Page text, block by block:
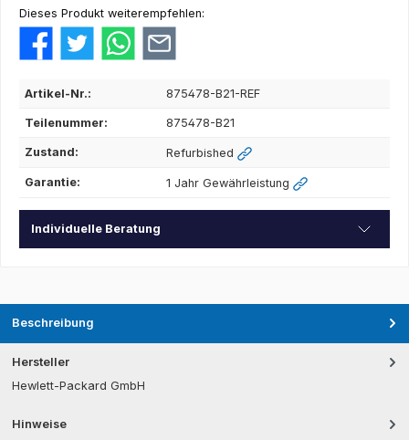
Dieses Produkt weiterempfehlen:
Artikel-Nr.: 875478-B21-REF
Teilenummer: 875478-B21
Zustand: Refurbished
Garantie: 1 Jahr Gewährleistung
Individuelle Beratung
Beschreibung
Hersteller
Hewlett-Packard GmbH
Hinweise